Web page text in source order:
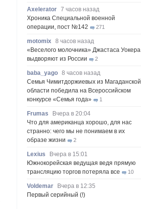
Axelerator 7 часов назад
Хроника Специальной военной
операции, пост №142
271
motomix 8 часов назад
«Веселого молочника» Джастаса Уокера
выдворяют из России
2
baba_yago 8 часов назад
Семья Чимитдоржиевых из Магаданской
области победила на Всероссийском
конкурсе «Семья года»
1
Frumas
Вчера в 20:04
Что для американца хорошо, для нас
странно: чего мы не понимаем в их
образе жизни
2
Lexius
Вчера в 15:01
Южнокорейская ведущая ведя прямую
трансляцию торгов потеряла все
10
Voldemar
Вчера в 12:35
Первый серийный (!)